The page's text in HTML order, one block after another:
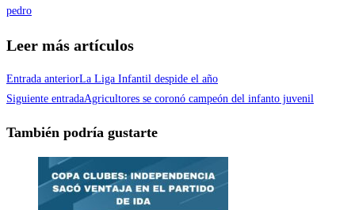
pedro
Leer más artículos
Entrada anteriorLa Liga Infantil despide el año
Siguiente entradaAgricultores se coronó campeón del infanto juvenil
También podría gustarte